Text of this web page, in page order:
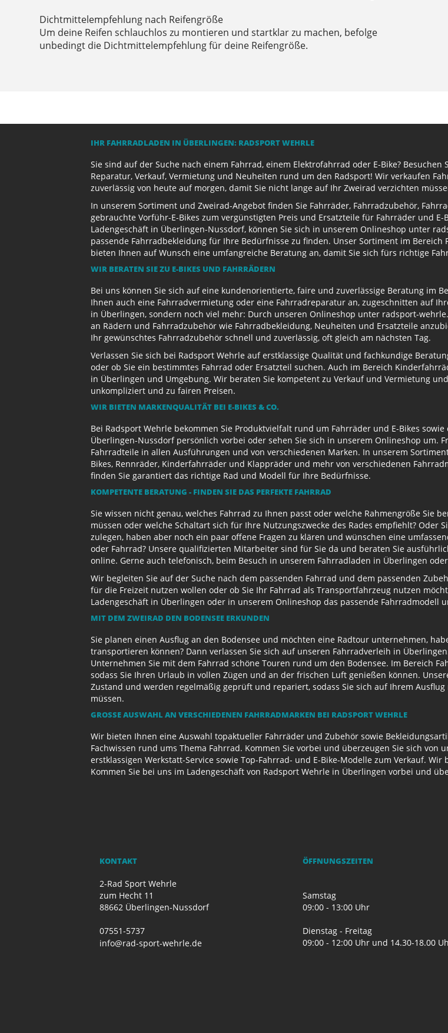
Dichtmittelempfehlung nach Reifengröße
Um deine Reifen schlauchlos zu montieren und startklar zu machen, befolge
unbedingt die Dichtmittelempfehlung für deine Reifengröße.
IHR FAHRRADLADEN IN ÜBERLINGEN: RADSPORT WEHRLE
Sie sind auf der Suche nach einem Fahrrad, einem Elektrofahrrad oder E-Bike?
Reparatur, Verkauf, Vermietung und Neuheiten rund um den Radsport! Wir verkaufen
zuverlässig von heute auf morgen, damit Sie nicht lange auf Ihr Zweirad verzichten
In unserem Sortiment und Zweirad-Angebot finden Sie Fahrräder, Fahrradzubehör,
gebrauchte Vorführ-E-Bikes zum vergünstigten Preis und Ersatzteile für Fahrräder und
Ladengeschäft in Überlingen-Nussdorf, können Sie sich in unserem Onlineshop unter
passende Fahrradbekleidung für Ihre Bedürfnisse zu finden. Unser Sortiment im
bieten Ihnen auf Wunsch eine umfangreiche Beratung an, damit Sie sich fürs richtige
WIR BERATEN SIE ZU E-BIKES UND FAHRRÄDERN
Bei uns können Sie sich auf eine kundenorientierte, faire und zuverlässige Beratung im
Ihnen auch eine Fahrradvermietung oder eine Fahrradreparatur an, zugeschnitten auf
in Überlingen, sondern noch viel mehr: Durch unseren Onlineshop unter radsport-
an Rädern und Fahrradzubehör wie Fahrradbekleidung, Neuheiten und Ersatzteile
Ihr gewünschtes Fahrradzubehör schnell und zuverlässig, oft gleich am nächsten Tag.
Verlassen Sie sich bei Radsport Wehrle auf erstklassige Qualität und fachkundige
oder ob Sie ein bestimmtes Fahrrad oder Ersatzteil suchen. Auch im Bereich
in Überlingen und Umgebung. Wir beraten Sie kompetent zu Verkauf und Vermietung
unkompliziert und zu fairen Preisen.
WIR BIETEN MARKENQUALITÄT BEI E-BIKES & CO.
Bei Radsport Wehrle bekommen Sie Produktvielfalt rund um Fahrräder und E-Bikes
Überlingen-Nussdorf persönlich vorbei oder sehen Sie sich in unserem Onlineshop um.
Fahrradteile in allen Ausführungen und von verschiedenen Marken. In unserem
Bikes, Rennräder, Kinderfahrräder und Klappräder und mehr von verschiedenen
finden Sie garantiert das richtige Rad und Modell für Ihre Bedürfnisse.
KOMPETENTE BERATUNG - FINDEN SIE DAS PERFEKTE FAHRRAD
Sie wissen nicht genau, welches Fahrrad zu Ihnen passt oder welche Rahmengröße Sie
müssen oder welche Schaltart sich für Ihre Nutzungszwecke des Rades empfiehlt? Oder
zulegen, haben aber noch ein paar offene Fragen zu klären und wünschen eine
oder Fahrrad? Unsere qualifizierten Mitarbeiter sind für Sie da und beraten Sie
online. Gerne auch telefonisch, beim Besuch in unserem Fahrradladen in Überlingen
Wir begleiten Sie auf der Suche nach dem passenden Fahrrad und dem passenden
für die Freizeit nutzen wollen oder ob Sie Ihr Fahrrad als Transportfahrzeug nutzen
Ladengeschäft in Überlingen oder in unserem Onlineshop das passende Fahrradmodell
MIT DEM ZWEIRAD DEN BODENSEE ERKUNDEN
Sie planen einen Ausflug an den Bodensee und möchten eine Radtour unternehmen,
transportieren können? Dann verlassen Sie sich auf unseren Fahrradverleih in
Unternehmen Sie mit dem Fahrrad schöne Touren rund um den Bodensee. Im Bereich
sodass Sie Ihren Urlaub in vollen Zügen und an der frischen Luft genießen können.
Zustand und werden regelmäßig geprüft und repariert, sodass Sie sich auf Ihrem
müssen.
GROSSE AUSWAHL AN VERSCHIEDENEN FAHRRADMARKEN BEI RADSPORT WEHRLE
Wir bieten Ihnen eine Auswahl topaktueller Fahrräder und Zubehör sowie
Fachwissen rund ums Thema Fahrrad. Kommen Sie vorbei und überzeugen Sie sich
erstklassigen Werkstatt-Service sowie Top-Fahrrad- und E-Bike-Modelle zum Verkauf.
Kommen Sie bei uns im Ladengeschäft von Radsport Wehrle in Überlingen vorbei und
KONTAKT
2-Rad Sport Wehrle
zum Hecht 11
88662 Überlingen-Nussdorf
07551-5737
info@rad-sport-wehrle.de
ÖFFNUNGSZEITEN
Samstag
09:00 - 13:00 Uhr
Dienstag - Freitag
09:00 - 12:00 Uhr und 14.30-18.00